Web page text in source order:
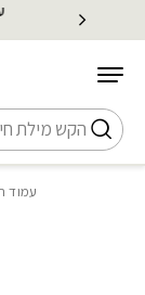
Skip to Content
חיפוש
עמוד
בחזרה למעלה